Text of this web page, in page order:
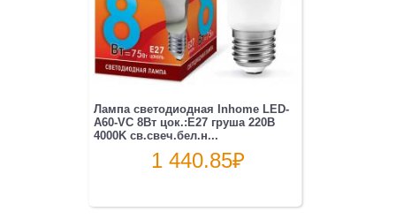
Лампа светодиодная Inhome LED-
A60-VC 8Вт цок.:E27 груша 220B
4000K св.свеч.бел.н...
1 440.85₽